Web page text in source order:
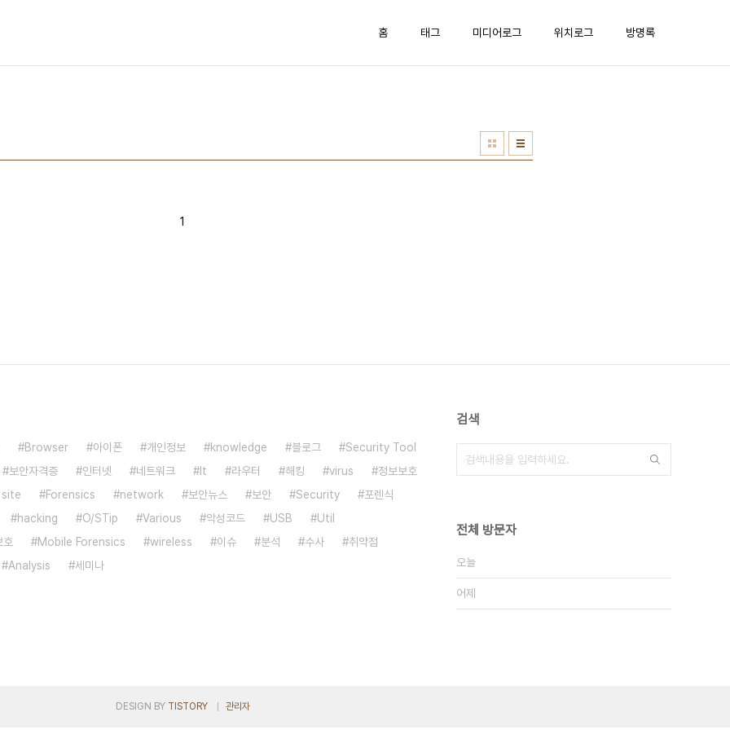
홈 태그 미디어로그 위치로그 방명록
1
Browser 아이폰 개인정보 knowledge 블로그
Security Tool
보안자격증 인터넷 네트워크 It 라우터 해킹 virus
정보보호
Forensics network 보안뉴스 보안 Security
포렌식
hacking O/STip Various 악성코드 USB
Util
호
Mobile Forensics wireless 이슈 분석 수사
취약점
Analysis 세미나
검색
전체 방문자
오늘
어제
DESIGN BY TISTORY 관리자